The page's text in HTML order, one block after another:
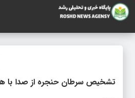
تشخیص سرطان حنجره از صدا